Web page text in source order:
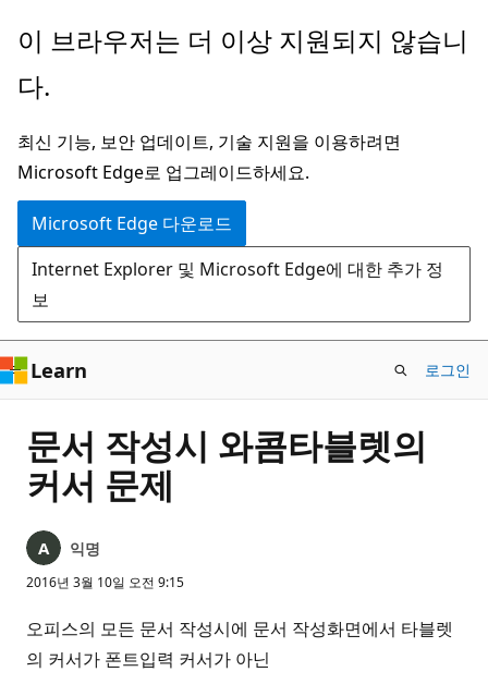
주
콘
츠
로
건
너
뛰
기
이 브라우저는 더 이상 지원되지 않습니
다.
최신 기능, 보안 업데이트, 기술 지원을 이용하려면
Microsoft Edge로 업그레이드하세요.
Microsoft Edge 다운로드
Internet Explorer 및 Microsoft Edge에 대한 추가 정
보
Learn 로그인
문서 작성시 와콤타블렛의
커서 문제
익명
2016년 3월 10일 오전 9:15
오피스의 모든 문서 작성시에 문서 작성화면에서 타블렛
의 커서가 폰트입력 커서가 아닌